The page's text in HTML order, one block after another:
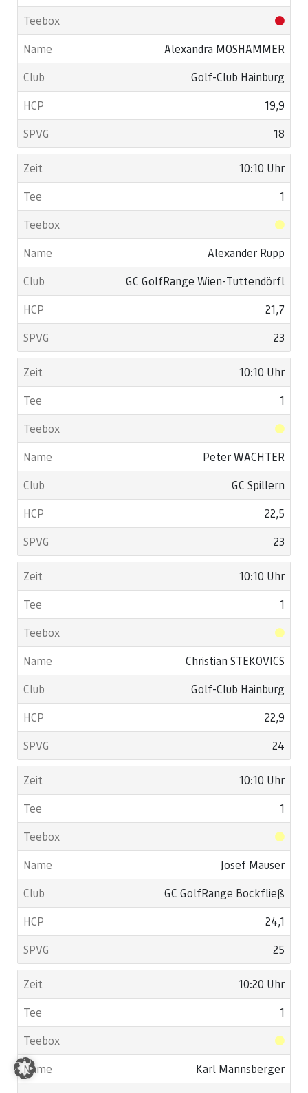
Alexandra MOSHAMMER
Golf-Club Hainburg
19,9
18
10:10 Uhr
1
Alexander Rupp
GC GolfRange Wien-Tuttendörfl
21,7
23
10:10 Uhr
1
Peter WACHTER
GC Spillern
22,5
23
10:10 Uhr
1
Christian STEKOVICS
Golf-Club Hainburg
22,9
24
10:10 Uhr
1
Josef Mauser
GC GolfRange Bockfließ
24,1
25
10:20 Uhr
1
Karl Mannsberger